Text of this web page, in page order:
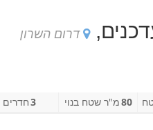
דרום השרון
80מ"ר שטח בנוי 3חדרים